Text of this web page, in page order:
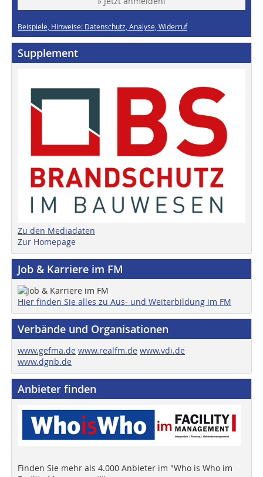
Beispiele, Hinweise: Datenschutz, Analyse, Widerruf
Supplement
Zu den Mediadaten
Zur Homepage
Job & Karriere im FM
Hier finden Sie alles zu Aus- und Weiterbildung im FM
Verbände und Organisationen
www.gefma.de www.realfm.de www.vdi.de
www.dgnb.de
Anbieter finden
Finden Sie mehr als 4.000 Anbieter im "Who is Who im